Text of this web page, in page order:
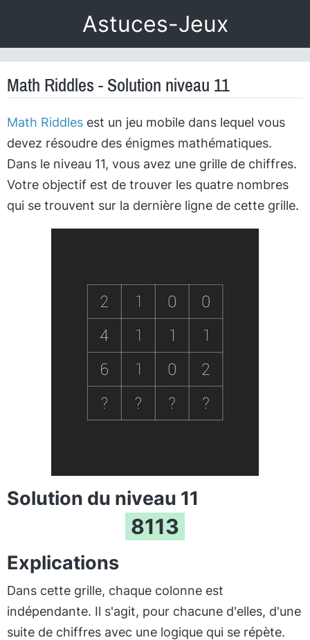
Astuces-Jeux
Math Riddles - Solution niveau 11
Math Riddles est un jeu mobile dans lequel vous
devez résoudre des énigmes mathématiques.
Dans le niveau 11, vous avez une grille de chiffres.
Votre objectif est de trouver les quatre nombres
qui se trouvent sur la dernière ligne de cette grille.
Solution du niveau 11
8113
Explications
Dans cette grille, chaque colonne est
indépendante. Il s'agit, pour chacune d'elles, d'une
suite de chiffres avec une logique qui se répète.